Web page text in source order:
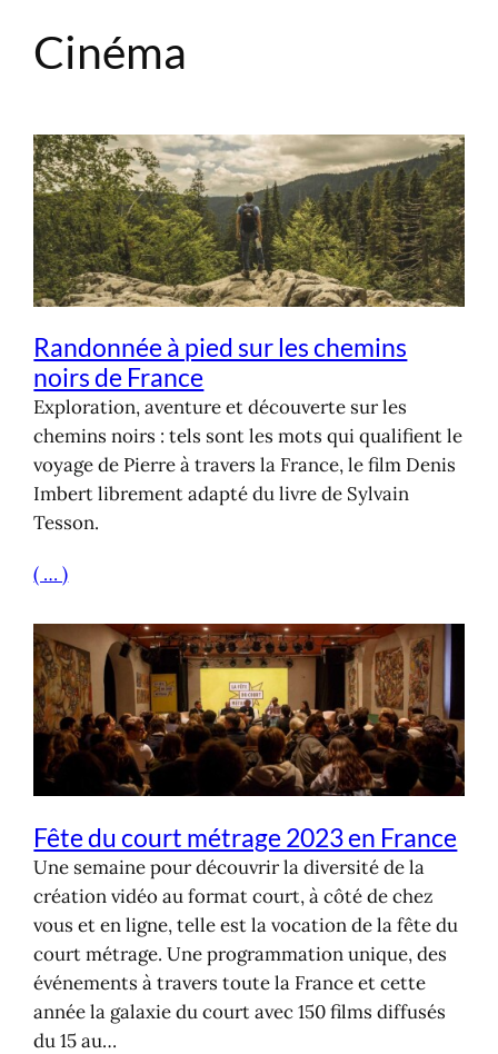
AllerCinéma
Randonnée à pied sur les chemins
noirs de France
Exploration, aventure et découverte sur les
chemins noirs : tels sont les mots qui qualifient le
voyage de Pierre à travers la France, le film Denis
Imbert librement adapté du livre de Sylvain
Tesson.
( … )
Fête du court métrage 2023 en France
Une semaine pour découvrir la diversité de la
création vidéo au format court, à côté de chez
vous et en ligne, telle est la vocation de la fête du
court métrage. Une programmation unique, des
événements à travers toute la France et cette
année la galaxie du court avec 150 films diffusés
du 15 au…